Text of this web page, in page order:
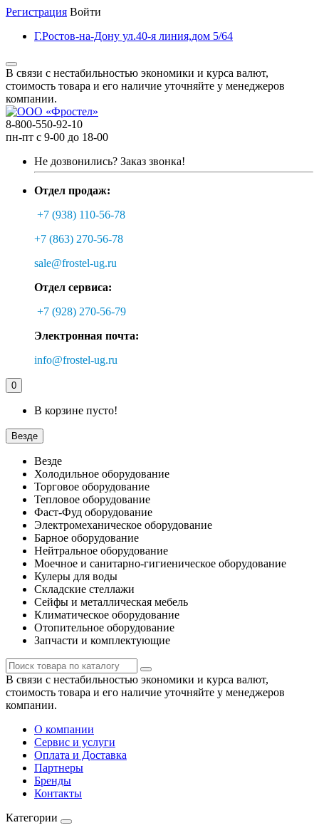
Регистрация Войти
Г.Ростов-на-Дону ул.40-я линия,дом 5/64
В связи с нестабильностью экономики и курса валют,
стоимость товара и его наличие уточняйте у менеджеров
компании.
8-800-550-92-10
пн-пт с 9-00 до 18-00
Не дозвонились? Заказ звонка!
Отдел продаж:
+7 (938) 110-56-78
+7 (863) 270-56-78
sale@frostel-ug.ru
Отдел сервиса:
+7 (928) 270-56-79
Электронная почта:
info@frostel-ug.ru
0
В корзине пусто!
Везде
Везде
Холодильное оборудование
Торговое оборудование
Тепловое оборудование
Фаст-Фуд оборудование
Электромеханическое оборудование
Барное оборудование
Нейтральное оборудование
Моечное и санитарно-гигиеническое оборудование
Кулеры для воды
Складские стеллажи
Сейфы и металлическая мебель
Климатическое оборудование
Отопительное оборудование
Запчасти и комплектующие
В связи с нестабильностью экономики и курса валют,
стоимость товара и его наличие уточняйте у менеджеров
компании.
О компании
Сервис и услуги
Оплата и Доставка
Партнеры
Бренды
Контакты
Категории